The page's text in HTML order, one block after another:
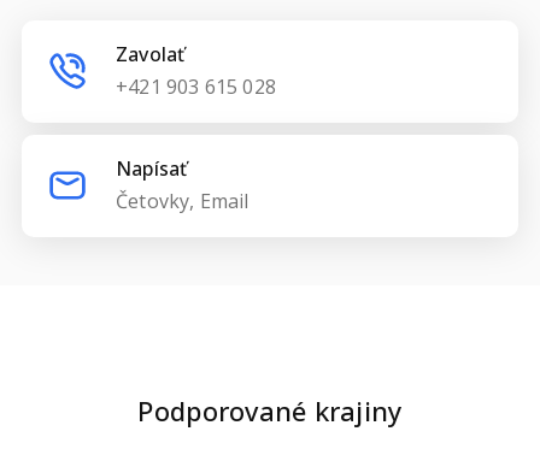
Zavolať
+421 903 615 028
Napísať
Četovky, Email
Podporované krajiny